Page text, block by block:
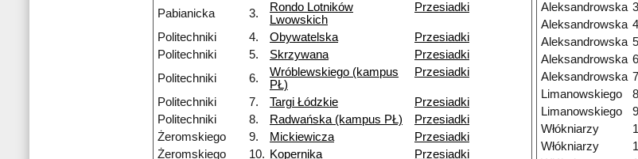
Pabianicka
3.
Rondo Lotników
Lwowskich
Przesiadki
Politechniki 4. Obywatelska
Przesiadki
Politechniki
5. Skrzywana
Przesiadki
Politechniki
6.
Wróblewskiego (kampus
PŁ)
Przesiadki
Politechniki 7. Targi Łódzkie
Przesiadki
Politechniki
8. Radwańska (kampus PŁ)
Przesiadki
Żeromskiego
9. Mickiewicza
Przesiadki
Żeromskiego
10. Kopernika
Przesiadki
Aleksandrowska
Aleksandrowska
Aleksandrowska
Aleksandrowska
Aleksandrowska
Limanowskiego
Limanowskiego
Włókniarzy
Włókniarzy